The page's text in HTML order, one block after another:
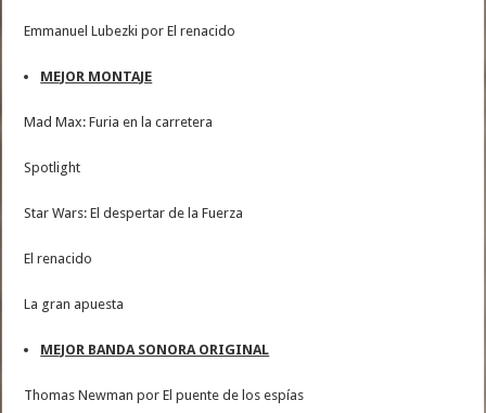
Emmanuel Lubezki por El renacido
MEJOR MONTAJE
Mad Max: Furia en la carretera
Spotlight
Star Wars: El despertar de la Fuerza
El renacido
La gran apuesta
MEJOR BANDA SONORA ORIGINAL
Thomas Newman por El puente de los espías